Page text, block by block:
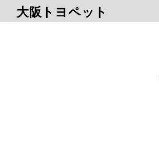
大阪トヨペット